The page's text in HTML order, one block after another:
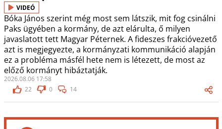
VIDEÓ
Bóka János szerint még most sem látszik, mit fog csinálni
Paks ügyében a kormány, de azt elárulta, ő milyen
javaslatott tett Magyar Péternek. A fideszes frakcióvezető
azt is megjegyezte, a kormányzati kommunikáció alapján
ez a probléma másfél hete nem is létezett, de most az
előző kormányt hibáztatják.
2026.08.06 17:58
22
0 14